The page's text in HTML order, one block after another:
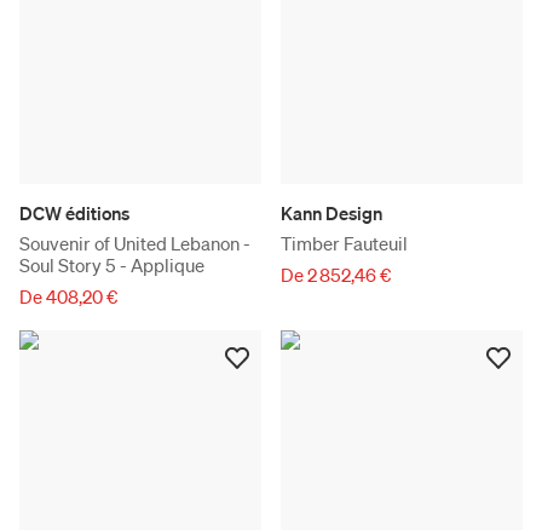
DCW éditions
Souvenir of United Lebanon -
Soul Story 5 - Applique
De 408,20 €
Kann Design
Timber Fauteuil
De 2 852,46 €